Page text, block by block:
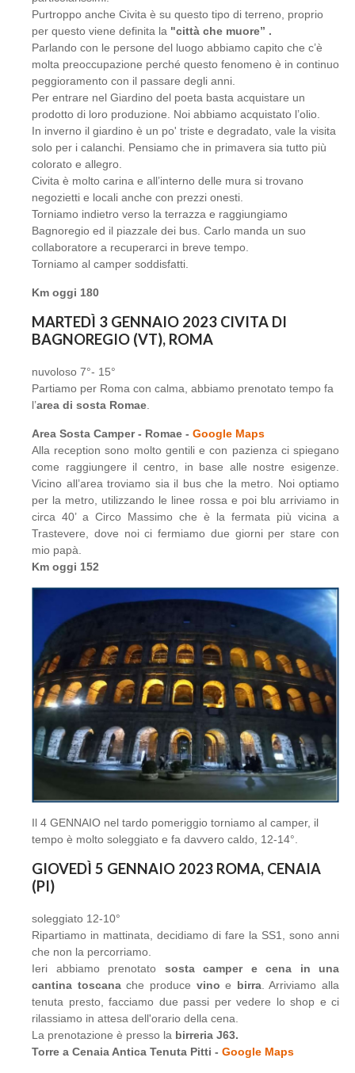
Purtroppo anche Civita è su questo tipo di terreno, proprio
per questo viene definita la "città che muore” .
Parlando con le persone del luogo abbiamo capito che c’è
molta preoccupazione perché questo fenomeno è in continuo
peggioramento con il passare degli anni.
Per entrare nel Giardino del poeta basta acquistare un
prodotto di loro produzione. Noi abbiamo acquistato l’olio.
In inverno il giardino è un po' triste e degradato, vale la visita
solo per i calanchi. Pensiamo che in primavera sia tutto più
colorato e allegro.
Civita è molto carina e all’interno delle mura si trovano
negozietti e locali anche con prezzi onesti.
Torniamo indietro verso la terrazza e raggiungiamo
Bagnoregio ed il piazzale dei bus. Carlo manda un suo
collaboratore a recuperarci in breve tempo.
Torniamo al camper soddisfatti.
Km oggi 180
MARTEDÌ 3 GENNAIO 2023 CIVITA DI
BAGNOREGIO (VT), ROMA
nuvoloso 7°- 15°
Partiamo per Roma con calma, abbiamo prenotato tempo fa
l’area di sosta Romae
Area Sosta Camper - Romae - Google Maps
Alla reception sono molto gentili e con pazienza ci spiegano
come raggiungere il centro, in base alle nostre esigenze.
Vicino all’area troviamo sia il bus che la metro. Noi optiamo
per la metro, utilizzando le linee rossa e poi blu arriviamo in
circa 40’ a Circo Massimo che è la fermata più vicina a
Trastevere, dove noi ci fermiamo due giorni per stare con
mio papà.
Km oggi 152
Il 4 GENNAIO nel tardo pomeriggio torniamo al camper, il
tempo è molto soleggiato e fa davvero caldo, 12-14°.
GIOVEDÌ 5 GENNAIO 2023 ROMA, CENAIA
(PI)
soleggiato 12-10°
Ripartiamo in mattinata, decidiamo di fare la SS1, sono anni
che non la percorriamo.
Ieri abbiamo prenotato sosta camper e cena in una
cantina toscanache produce vino e birra. Arriviamo alla
tenuta presto, facciamo due passi per vedere lo shop e ci
rilassiamo in attesa dell'orario della cena.
La prenotazione è presso la birreria J63.
Torre a Cenaia Antica Tenuta Pitti - Google Maps